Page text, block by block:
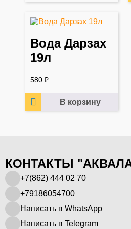
Вода Дарзах
19л
580 ₽
В корзину
КОНТАКТЫ
+7(862) 444 02 70
+79186054700
Написать в WhatsApp
Написать в Telegram